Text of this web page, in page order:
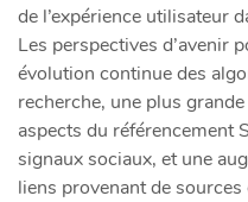
de l’expérience utilisateur
Les perspectives d’avenir
évolution continue des
recherche, une plus
aspects du référencement
signaux sociaux, et une
liens provenant de